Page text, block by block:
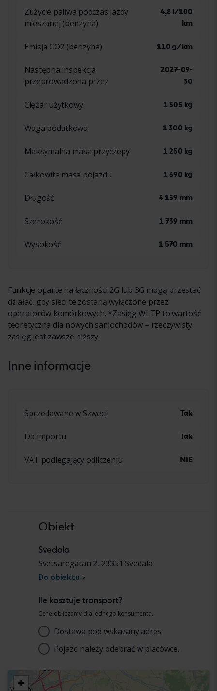
Zużycie paliwa podczas jazdy
mieszanej (benzyna)
4,8 l/100
km
Emisja CO2 (benzyna) 110 g/km
Następna inspekcja
przeprowadzona przez
2027-09-
30
Ciężar użytkowy 1 305 kg
Waga podatkowa 1 300 kg
Maksymalna masa przyczepy 1 250 kg
Całkowita masa pojazdu 1 690 kg
Długość 4 159 mm
Szerokość 1 739 mm
Wysokość 1 570 mm
Funkcje oparte na łączności 2G lub 3G mogą przestać
działać, gdy sieci te zostaną wyłączone przez
operatorów komórkowych. *Zasięg WLTP to wartość
teoretyczna dla nowych samochodów – rzeczywisty
zasięg jest zawsze niższy.
Inne informacje
Sprzedawane w Szwecji Tak
Do importu Tak
VAT podlegający odliczeniu NIE
Obiekt
Svedala
Svetsaregatan 2, 23351 Svedala
Do obiektu
Ile kosztuje transport?
Cenę obliczamy dla jednego konsumenta.
Dostawa pod wskazany adres
Adres
Pojazd należy odebrać w placówce.
Wybierz obiekt
+